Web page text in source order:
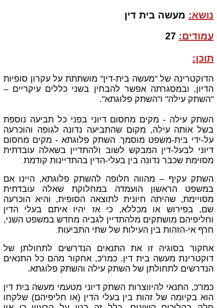
נושא: מעשה בית דין
עמודים:
תוכן:
הדוקטרינה של "מעשה בית-דין" מושתתת על עקרון סופיות
הדיון, ובמסגרתה אפשר להבחין בשני כללים עיקריים –
"השתק עילה" ו"השתק פלוגתא".
השתק עילה - מקים מחסום דיוני בפני כל תביעה נוספת
בשל אותה עילה, מקום שהתביעה נדונה לגופה והוכרעה
על-ידי בית-משפט מוסמך. השתק פלוגתא - מקים מחסום
דיוני לבעל-דין המבקש לשוב ולהתדיין בשאלה עובדתית
מסוימת שכבר נדונה בין בעלי-הדין בהתדיינות קודמת.
השתק עקיף – מהווה חלופה להשתק פלוגתא, היינו אם
במשפט הראשון הועמדה במחלוקת שאלה עובדתית
מסויימת, שהיתה חיונית לתוצאה הסופית, והיא הוכרעה
שם, בפירוש או מכללא, כי אז יהיו איתם בעלי הדין
וחליפיהם מושתקים מלהתדיין לגביה מחדש במשפט השני,
חרף אי-הזהות בין העילות של שתי התביעות.
אחקור בסוגיה זו את התנאים הנדרשים לתחולתן של
דוקטרינת מעשה בית דין. כמו"כ, אחקור מהם כל התנאים
הנדרשים לתחולתן של השתק עילה והשתק פלוגתא.
כמו"כ, התנאי להיווצרות השתק דיוני מטעמי מעשה בית דין
הוא בקיומה של זהות בין בעלי הדין (או חליפיהם) שלקחו